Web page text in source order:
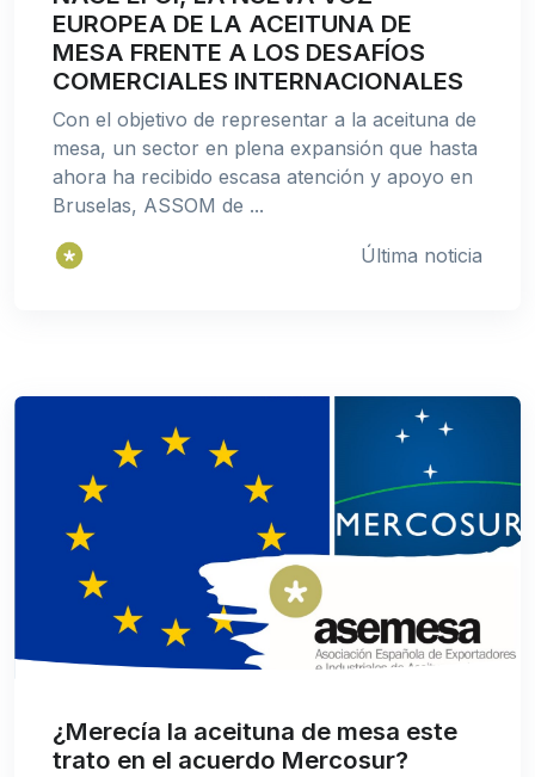
EUROPEA DE LA ACEITUNA DE
MESA FRENTE A LOS DESAFÍOS
COMERCIALES INTERNACIONALES
Con el objetivo de representar a la aceituna de
mesa, un sector en plena expansión que hasta
ahora ha recibido escasa atención y apoyo en
Bruselas, ASSOM de ...
Última noticia
¿Merecía la aceituna de mesa este
trato en el acuerdo Mercosur?